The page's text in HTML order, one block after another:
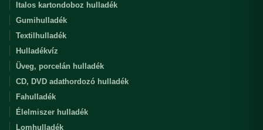
Italos kartondoboz hulladék
Gumihulladék
Textilhulladék
Hulladékvíz
Üveg, porcelán hulladék
CD, DVD adathordozó hulladék
Fahulladék
Élelmiszer hulladék
Lomhulladék